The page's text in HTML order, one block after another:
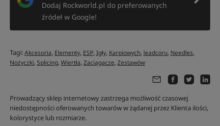
Dodaj Rockworld.pl do preferowanych
źródeł w Google!
Tagi:Akcesoria, Elementy, ESP,Igły, Karpiowych, leadcoru, Needles,
Nożyczki,Splicing,Wiertła,Zaciągacze,Zestawów
Prowadzący sklep internetowy zastrzega możliwość czasowej
niedostępności oferowanych towarów w żądanej przez Klienta ilości,
kolorystyce lub rozmiarze.